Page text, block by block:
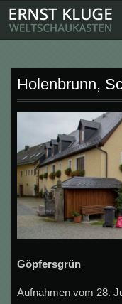
Holenbrunn,
Göpfersgrün
Aufnahmen vom 28.